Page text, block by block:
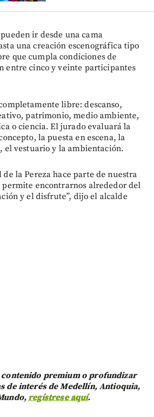
ir desde una cama
una creación escenográfica tipo
que cumpla condiciones de
entre cinco y veinte participantes
libre: descanso,
patrimonio, medio ambiente,
o ciencia. El jurado evaluará la
la puesta en escena, la
el vestuario y la ambientación.
la Pereza hace parte de nuestra
encontrarnos alrededor del
y el disfrute”, dijo el alcalde
premium o profundizar
de interés de Medellín, Antioquia,
regístrese aquí.